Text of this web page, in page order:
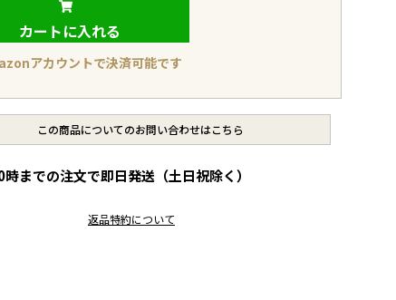
カートに入れる
アカウントで決済可能です
時までの注文で即日発送（土日祝除く）
この商品についてのお問い合わせはこちら
返品特約について